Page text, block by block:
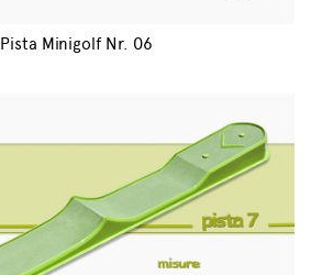
Pista Minigolf Nr. 06